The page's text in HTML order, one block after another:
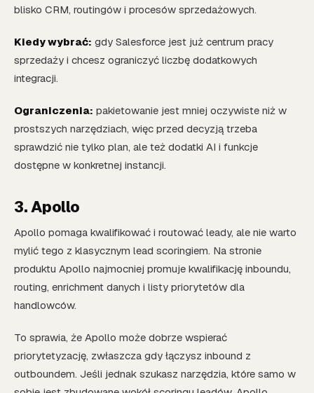
blisko CRM, routingów i procesów sprzedażowych.
Kiedy wybrać: gdy Salesforce jest już centrum pracy
sprzedaży i chcesz ograniczyć liczbę dodatkowych
integracji.
Ograniczenia: pakietowanie jest mniej oczywiste niż w
prostszych narzędziach, więc przed decyzją trzeba
sprawdzić nie tylko plan, ale też dodatki AI i funkcje
dostępne w konkretnej instancji.
3. Apollo
Apollo pomaga kwalifikować i routować leady, ale nie warto
mylić tego z klasycznym lead scoringiem. Na stronie
produktu Apollo najmocniej promuje kwalifikację inboundu,
routing, enrichment danych i listy priorytetów dla
handlowców.
To sprawia, że Apollo może dobrze wspierać
priorytetyzację, zwłaszcza gdy łączysz inbound z
outboundem. Jeśli jednak szukasz narzędzia, które samo w